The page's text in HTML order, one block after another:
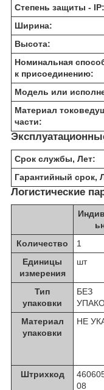
Степень защиты - IP:
Ширина:
Высота:
Номинальная
к присоединению:
Модель или
Материал
части:
Срок службы, Лет:
Гарантийный срок,
Логистические
Количество
1
Единицы
измерения
шт
Тип
упаковки
БЕЗ
Материал
упаковки
НЕ
Штрихкод
08